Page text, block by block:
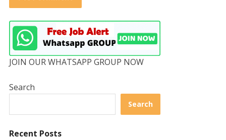
JOIN OUR WHATSAPP GROUP NOW
Search
Search
Recent Posts